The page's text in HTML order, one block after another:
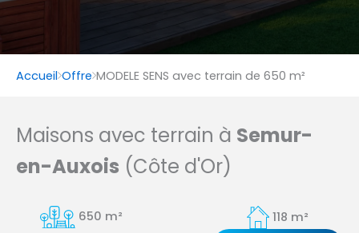
Accueil Offre MODELE SENS avec terrain de 650 m²
Maisons avec terrain à Semur-
en-Auxois (Côte d'Or)
650 m²
118 m²